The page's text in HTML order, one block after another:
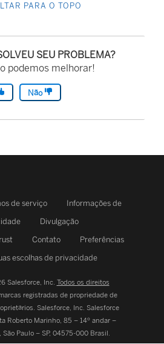
PARA O TOPO
SEU PROBLEMA?
podemos melhorar!
Não
de serviço
Informações de
Divulgação
Contato
Preferências
escolhas de privacidade
Salesforce, Inc. Todos os direitos
registradas de propriedade de
Salesforce, Inc. Salesforce
Roberto Marinho, 85 – 14º andar –
São Paulo – SP, 04575-000 Brasil.